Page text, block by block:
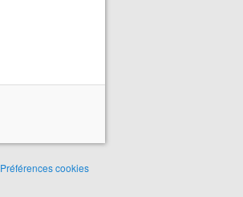
Préférences cookies